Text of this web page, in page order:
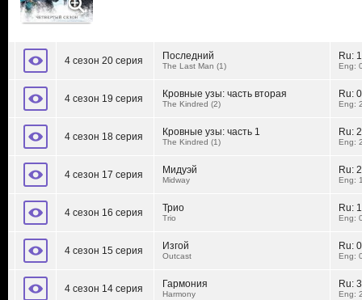
4 сезон 20 серия Последний
The Last Man (1)
Ru:
Eng:
4 сезон 19 серия Кровные узы: часть вторая
The Kindred (2)
Ru:
Eng:
4 сезон 18 серия Кровные узы: часть 1
The Kindred (1)
Ru:
Eng:
4 сезон 17 серия Мидуэй
Midway
Ru:
Eng:
4 сезон 16 серия Трио
Trio
Ru:
Eng:
4 сезон 15 серия Изгой
Outcast
Ru:
Eng:
4 сезон 14 серия Гармония
Harmony
Ru:
Eng: